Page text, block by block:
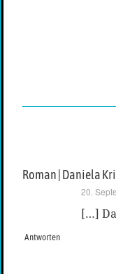
Roman | Daniela
20.
[…]
Antworten